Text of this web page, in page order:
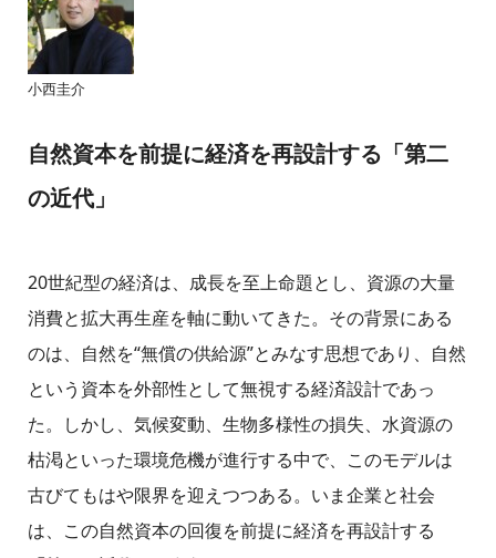
小西圭介
自然資本を前提に経済を再設計する「第二
の近代」
20世紀型の経済は、成長を至上命題とし、資源の大量
消費と拡大再生産を軸に動いてきた。その背景にある
のは、自然を“無償の供給源”とみなす思想であり、自然
という資本を外部性として無視する経済設計であっ
た。しかし、気候変動、生物多様性の損失、水資源の
枯渇といった環境危機が進行する中で、このモデルは
古びてもはや限界を迎えつつある。いま企業と社会
は、この自然資本の回復を前提に経済を再設計する